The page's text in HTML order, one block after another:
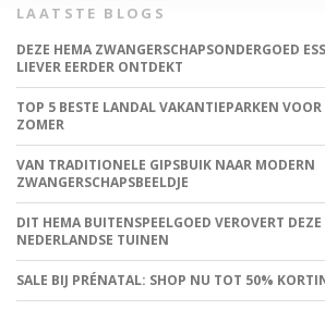
LAATSTE BLOGS
DEZE HEMA ZWANGERSCHAPSONDERGOED
LIEVER EERDER ONTDEKT
TOP 5 BESTE LANDAL VAKANTIEPARKEN
ZOMER
VAN TRADITIONELE GIPSBUIK NAAR MODERN
ZWANGERSCHAPSBEELDJE
DIT HEMA BUITENSPEELGOED VEROVERT
NEDERLANDSE TUINEN
SALE BIJ PRÉNATAL: SHOP NU TOT 50%